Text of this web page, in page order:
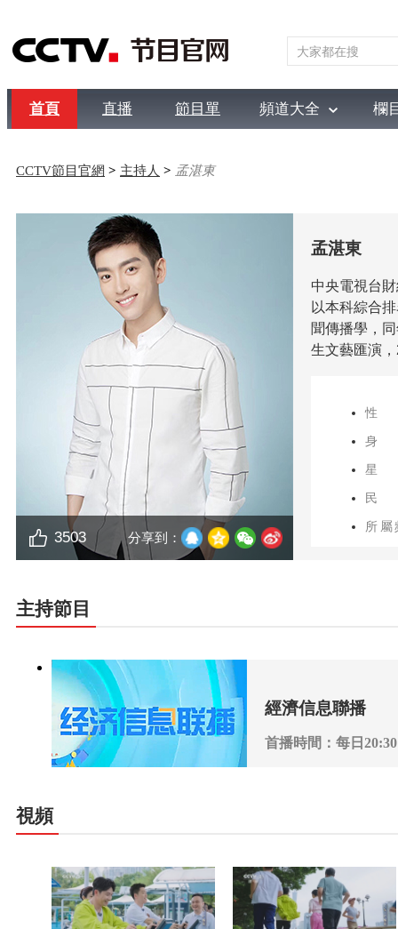
首頁 直播 節目單 頻道大全 欄
綜合 新聞 財經 綜藝 中文國際
CCTV節目官網 > 主持人 > 孟湛東
3503 分享到：
孟湛東
中央電視台
以本科綜合
聞傳播學，
生文藝匯演
性
身
星
民
所屬
主持節目
經濟信息聯播
首播時間：每日20:30
視頻